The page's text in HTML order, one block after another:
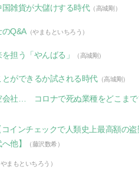
雑貨が大儲けする時代（高城剛）
Q&A（やまもといちろう）
担う「やんばる」 （高城剛）
ができるか試される時代（高城剛）
会社… コロナで死ぬ業種をどこまで
インチェックで人類史上最高額の
他】
（藤沢数希）
やまもといちろう）